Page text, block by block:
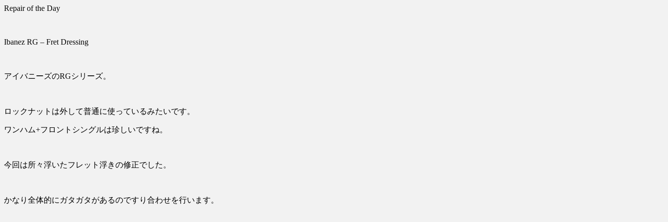
Repair of the Day
Ibanez RG – Fret Dressing
アイバニーズのRGシリーズ。
ロックナットは外して普通に使っているみたいです。
ワンハム+フロントシングルは珍しいですね。
今回は所々浮いたフレット浮きの修正でした。
かなり全体的にガタガタがあるのですり合わせを行います。